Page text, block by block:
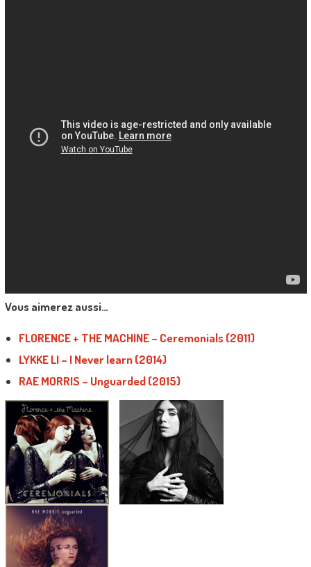
Vous aimerez aussi…
FLORENCE + THE MACHINE – Ceremonials (2011)
LYKKE LI – I Never learn (2014)
RAE MORRIS – Unguarded (2015)